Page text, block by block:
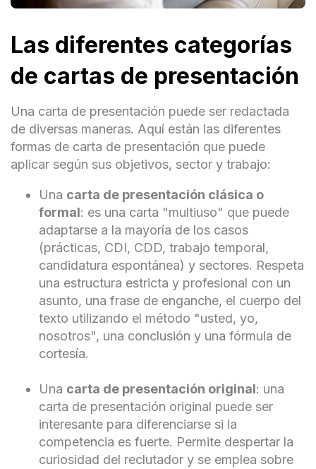
Las diferentes categorías
de cartas de presentación
Una carta de presentación puede ser redactada
de diversas maneras. Aquí están las diferentes
formas de carta de presentación que puede
aplicar según sus objetivos, sector y trabajo:
Una carta de presentación clásica o
formal: es una carta "multiuso" que puede
adaptarse a la mayoría de los casos
(prácticas, CDI, CDD, trabajo temporal,
candidatura espontánea) y sectores. Respeta
una estructura estricta y profesional con un
asunto, una frase de enganche, el cuerpo del
texto utilizando el método "usted, yo,
nosotros", una conclusión y una fórmula de
cortesía.
Una carta de presentación original: una
carta de presentación original puede ser
interesante para diferenciarse si la
competencia es fuerte. Permite despertar la
curiosidad del reclutador y se emplea sobre